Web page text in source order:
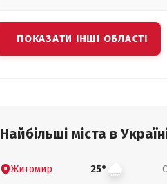
ПОКАЗАТИ ІНШІ ОБЛАСТІ
Найбільші міста в
Житомир 25°